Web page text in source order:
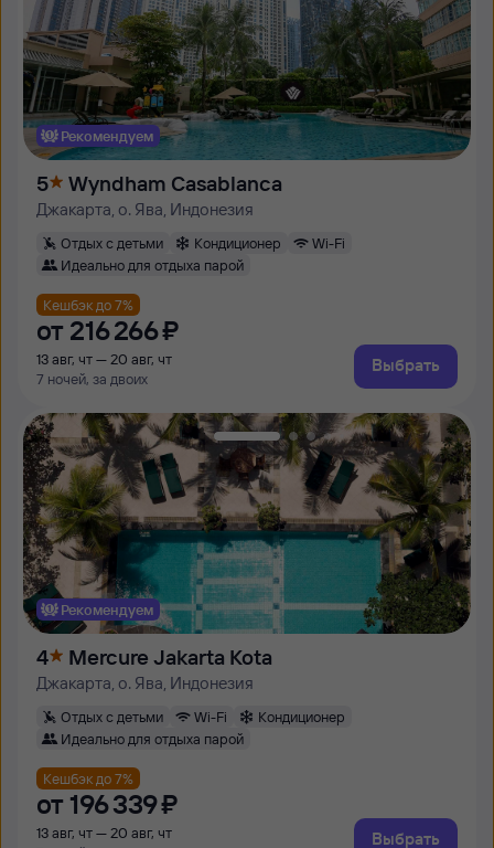
Рекомендуем
5 Wyndham Casablanca
Джакарта, о. Ява, Индонезия
Отдых с детьми Кондиционер
Wi-Fi
Идеально для отдыха парой
Кешбэк до 7%
от 216 ⁠266 ⁠₽
13 авг, чт — 20 авг, чт
7 ночей, за двоих
Выбрать
Рекомендуем
4 Mercure Jakarta Kota
Джакарта, о. Ява, Индонезия
Отдых с детьми Wi-Fi
Кондиционер
Идеально для отдыха парой
Кешбэк до 7%
от 196 ⁠339 ⁠₽
13 авг, чт — 20 авг, чт
Выбрать